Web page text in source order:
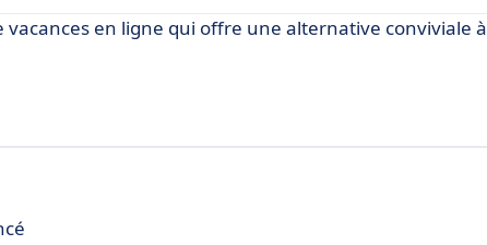
en ligne qui offre une alternative conviviale à